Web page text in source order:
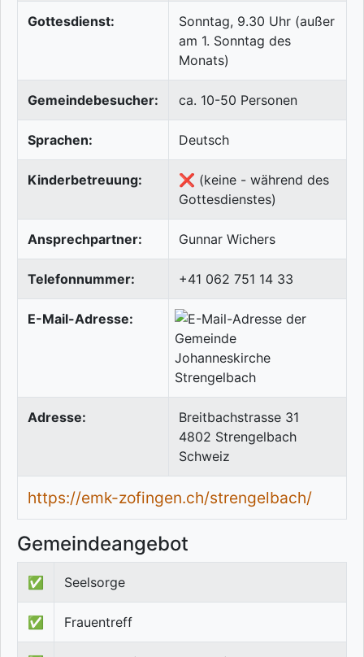
Gottesdienst:
Sonntag, 9.30 Uhr (außer
am 1. Sonntag des
Monats)
Gemeindebesucher: ca. 10-50 Personen
Sprachen: Deutsch
Kinderbetreuung:
❌ (keine - während des
Gottesdienstes)
Ansprechpartner: Gunnar Wichers
Telefonnummer: +41 062 751 14 33
E-Mail-Adresse:
Adresse:
Breitbachstrasse 31
4802 Strengelbach
Schweiz
https://emk-zofingen.ch/strengelbach/
Gemeindeangebot
✅ Seelsorge
✅ Frauentreff